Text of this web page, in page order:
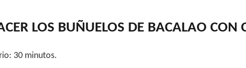
LOS BUÑUELOS DE BACALAO CON
30 minutos.